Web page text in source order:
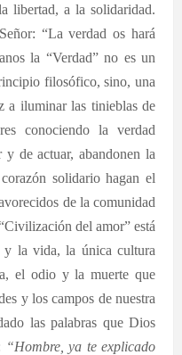
libertad, a la solidaridad.
“La verdad os hará
la “Verdad” no es un
filosófico, sino, una
a iluminar las tinieblas de
conociendo la verdad
de actuar, abandonen la
solidario hagan el
de la comunidad
del amor” está
y la vida, la única cultura
el odio y la muerte que
y los campos de nuestra
las palabras que Dios
“Hombre, ya te explicado